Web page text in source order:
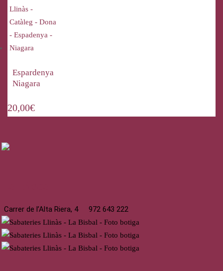
Espardenya
Niagara
20,00€
Carrer de l’Alta Riera, 4 972 643 222